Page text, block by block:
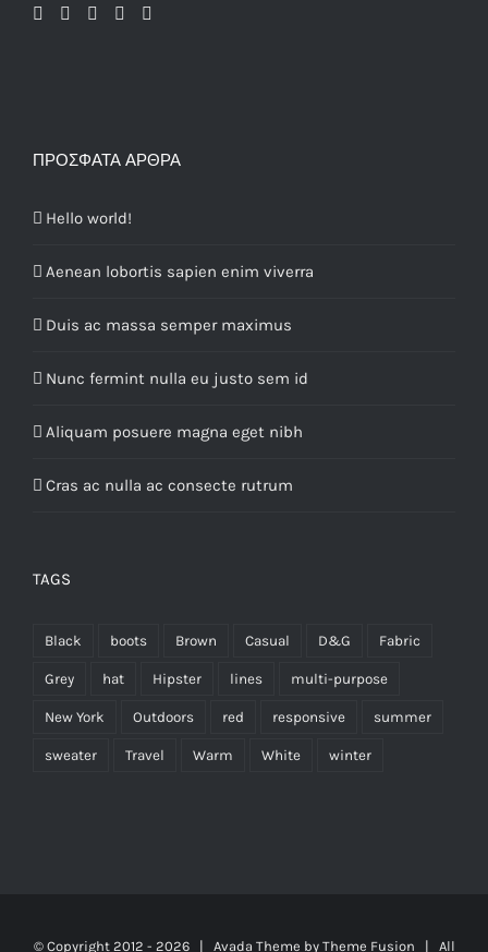
ΠΡΌΣΦΑΤΑ ΆΡΘΡΑ
Hello world!
Aenean lobortis sapien enim viverra
Duis ac massa semper maximus
Nunc fermint nulla eu justo sem id
Aliquam posuere magna eget nibh
Cras ac nulla ac consecte rutrum
TAGS
Black boots Brown Casual D&G Fabric
Grey hat Hipster lines multi-purpose
New York Outdoors red responsive summer
sweater Travel Warm White winter
© Copyright 2012 - 2026 | Avada Theme by Theme Fusion | All